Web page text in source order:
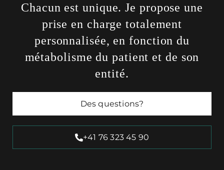
Chacun est unique. Je propose une
prise en charge totalement
personnalisée, en fonction du
métabolisme du patient et de son
entité.
Des questions?
+41 76 323 45 90